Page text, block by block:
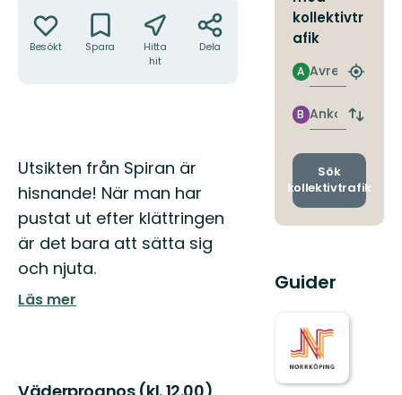
Besökt Spara
Hitta
hit
Dela
Beskrivning
Utsikten från Spiran är
hisnande! När man har
pustat ut efter klättringen
är det bara att sätta sig
och njuta.
Läs mer
kollektivtr
afik
Avresa
A
Hitta
Ankomst
B
Byt
och
Sök
kollektivtrafik
Guider